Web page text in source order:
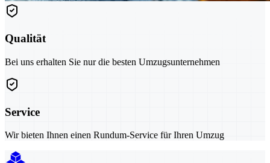
Qualität
Bei uns erhalten Sie nur die besten Umzugsunternehmen
Service
Wir bieten Ihnen einen Rundum-Service für Ihren Umzug